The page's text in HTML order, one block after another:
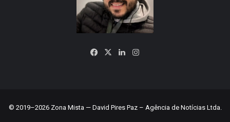
Facebook
X LinkedinInstagram
© 2019–2026 Zona Mista — David Pires Paz – Agência de Notícias Ltda.